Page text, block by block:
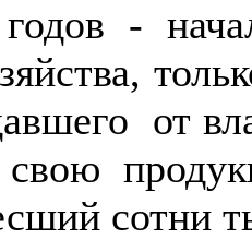
-
от
сотни